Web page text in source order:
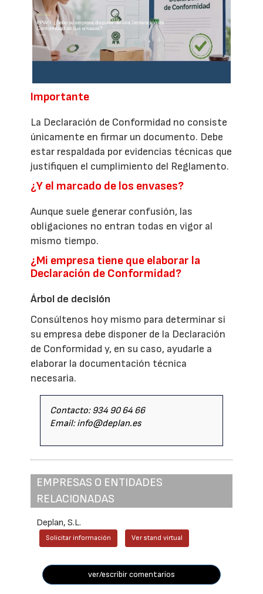
Importante
La Declaración de Conformidad no consiste
únicamente en firmar un documento. Debe
estar respaldada por evidencias técnicas que
justifiquen el cumplimiento del Reglamento.
¿Y el marcado de los envases?
Aunque suele generar confusión, las
obligaciones no entran todas en vigor al
mismo tiempo.
¿Mi empresa tiene que elaborar la
Declaración de Conformidad?
Árbol de decisión
Consúltenos hoy mismo para determinar si
su empresa debe disponer de la Declaración
de Conformidad y, en su caso, ayudarle a
elaborar la documentación técnica
necesaria.
Contacto: 934 90 64 66
Email: info@deplan.es
EMPRESAS O ENTIDADES
RELACIONADAS
Deplan, S.L.
Solicitar información Ver stand virtual
ver/escribir comentarios